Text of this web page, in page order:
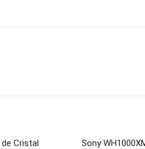
Cristal
Sony